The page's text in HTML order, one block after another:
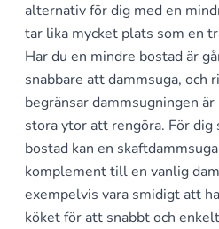
alternativ för dig med en
tar lika mycket plats som en
Har du en mindre bostad är
snabbare att dammsuga,
begränsar dammsugningen
stora ytor att rengöra. För dig
bostad kan en
komplement till en vanlig
exempelvis vara smidigt att
köket för att snabbt och